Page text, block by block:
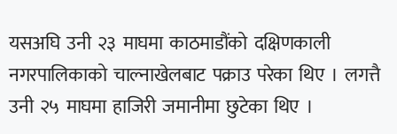
यसअघि उनी २३ माघमा काठमाडौंको दक्षिणकाली
नगरपालिकाको चाल्नाखेलबाट पक्राउ परेका थिए । लगत्तै
उनी २५ माघमा हाजिरी जमानीमा छुटेका थिए ।